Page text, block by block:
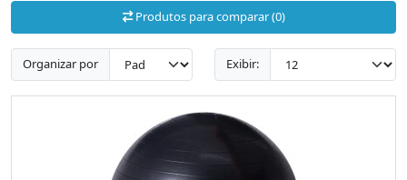
Produtos para comparar (0)
Organizar por Exibir: